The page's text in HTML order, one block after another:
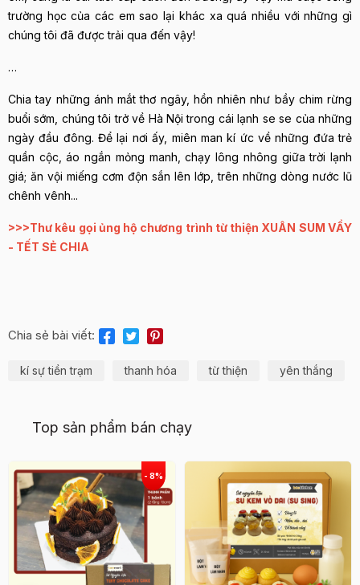
trường học của các em sao lại khác xa quá nhiều với những gì
chúng tôi đã được trải qua đến vậy!
…
Chia tay những ánh mắt thơ ngây, hồn nhiên như bầy chim rừng
buổi sớm, chúng tôi trở về Hà Nội trong cái lạnh se se của những
ngày đầu đông. Để lại nơi ấy, miên man kí ức về những đứa trẻ
quần cộc, áo ngắn mỏng manh, chạy lông nhông giữa trời lạnh
giá; ăn vội miếng cơm độn sắn lên lớp, trên những dòng nước lũ
chênh vênh...
>>>Thư kêu gọi ủng hộ chương trình từ thiện XUÂN SUM VẦY
- TẾT SẺ CHIA
Chia sẻ bài viết:
kí sự tiền trạm thanh hóa từ thiện yên thắng
Top sản phẩm bán chạy